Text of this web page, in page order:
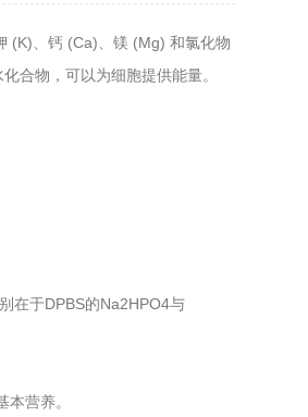
(K)、钙 (Ca)、镁 (Mg) 和氯化物
合物，可以为细胞提供能量。
在于DPBS的Na2HPO4与
营养。